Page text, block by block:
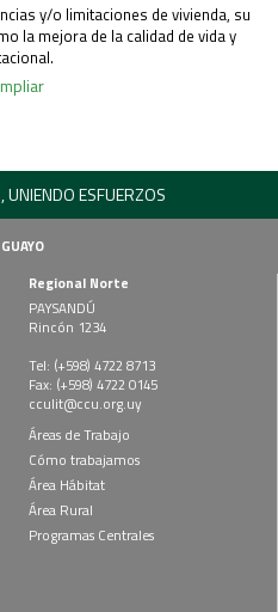
y/o limitaciones de vivienda, su
la mejora de la calidad de vida y
UNIENDO ESFUERZOS
Regional Norte
PAYSANDÚ
Rincón 1234
Tel: (+598) 4722 8713
Fax: (+598) 4722 0145
cculit@ccu.org.uy
Áreas de Trabajo
Cómo trabajamos
Área Hábitat
Área Rural
Programas Centrales